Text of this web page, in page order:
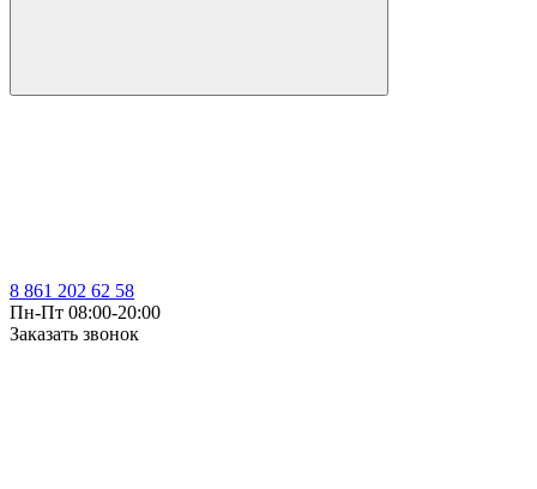
8 861 202 62 58
Пн-Пт 08:00-20:00
Заказать звонок